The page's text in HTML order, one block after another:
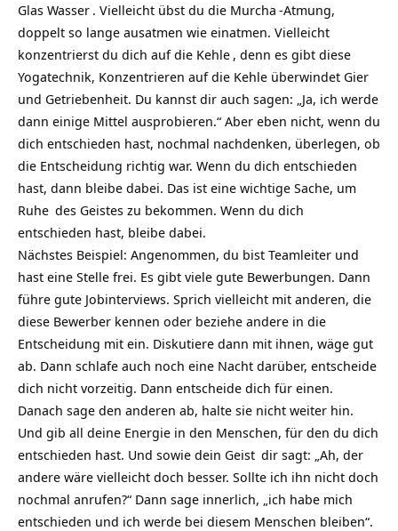
Glas Wasser . Vielleicht übst du die Murcha -Atmung,
doppelt so lange ausatmen wie einatmen. Vielleicht
konzentrierst du dich auf die Kehle , denn es gibt diese
Yogatechnik, Konzentrieren auf die Kehle überwindet Gier
und Getriebenheit. Du kannst dir auch sagen: „Ja, ich werde
dann einige Mittel ausprobieren.“ Aber eben nicht, wenn du
dich entschieden hast, nochmal nachdenken, überlegen, ob
die Entscheidung richtig war. Wenn du dich entschieden
hast, dann bleibe dabei. Das ist eine wichtige Sache, um
Ruhe des Geistes zu bekommen. Wenn du dich
entschieden hast, bleibe dabei.
Nächstes Beispiel: Angenommen, du bist Teamleiter und
hast eine Stelle frei. Es gibt viele gute Bewerbungen. Dann
führe gute Jobinterviews. Sprich vielleicht mit anderen, die
diese Bewerber kennen oder beziehe andere in die
Entscheidung mit ein. Diskutiere dann mit ihnen, wäge gut
ab. Dann schlafe auch noch eine Nacht darüber, entscheide
dich nicht vorzeitig. Dann entscheide dich für einen.
Danach sage den anderen ab, halte sie nicht weiter hin.
Und gib all deine Energie in den Menschen, für den du dich
entschieden hast. Und sowie dein Geist dir sagt: „Ah, der
andere wäre vielleicht doch besser. Sollte ich ihn nicht doch
nochmal anrufen?“ Dann sage innerlich, „ich habe mich
entschieden und ich werde bei diesem Menschen bleiben“.